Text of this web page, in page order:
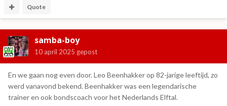
Quote
samba-boy
10 april 2025 gepost
En we gaan nog even door. Leo Beenhakker op 82-jarige leeftijd, zo
werd vanavond bekend. Beenhakker was een legendarische
trainer en ook bondscoach voor het Nederlands Elftal.